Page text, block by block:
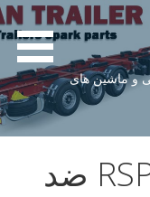
و ماشین های
برچسب: قطعات RSP ضد